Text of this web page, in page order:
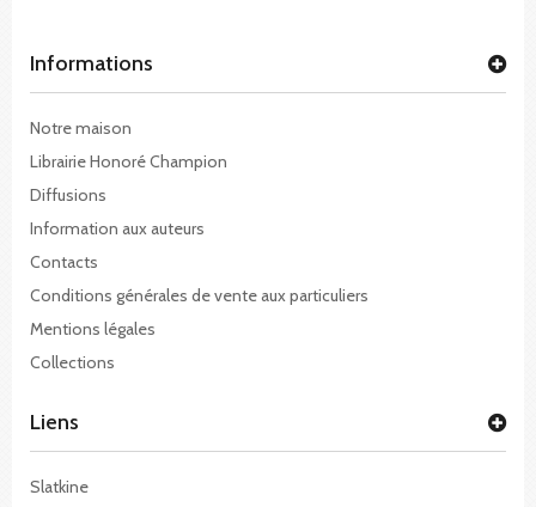
Informations
Notre maison
Librairie Honoré Champion
Diffusions
Information aux auteurs
Contacts
Conditions générales de vente aux particuliers
Mentions légales
Collections
Liens
Slatkine